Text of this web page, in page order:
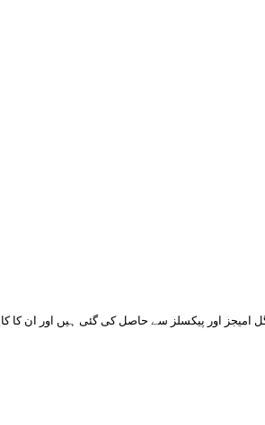
امیجز اور پیکسلز سے حاصل کی گئی ہیں اور ان